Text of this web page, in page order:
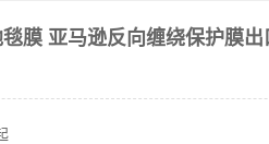
膜 亚马逊反向缠绕保护膜